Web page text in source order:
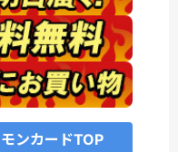
ンカードTOP